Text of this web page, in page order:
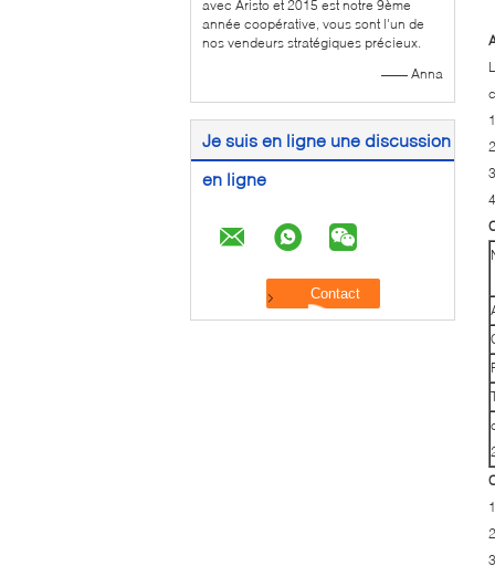
avec Aristo et 2015 est notre 9ème
année coopérative, vous sont l'un de
nos vendeurs stratégiques précieux.
—— Anna
Je suis en ligne une discussion
en ligne